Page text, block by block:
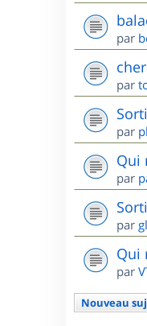
par
par
par
Qui
par
par
Qui
par
Nouveau